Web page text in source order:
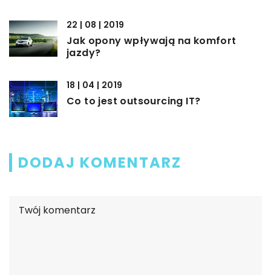
22 | 08 | 2019
Jak opony wpływają na komfort
jazdy?
18 | 04 | 2019
Co to jest outsourcing IT?
DODAJ KOMENTARZ